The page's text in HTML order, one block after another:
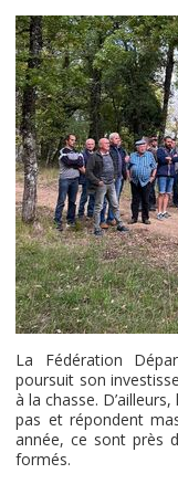
La Fédération
poursuit son
à la chasse.
pas et répondent
année, ce sont près
formés.